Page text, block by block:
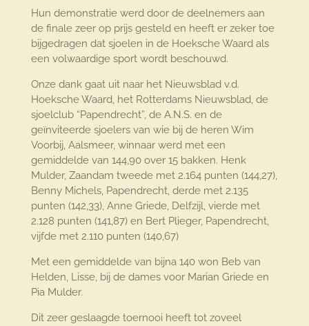
Hun demonstratie werd door de deelnemers aan
de finale zeer op prijs gesteld en heeft er zeker toe
bijgedragen dat sjoelen in de Hoeksche Waard als
een volwaardige sport wordt beschouwd.
Onze dank gaat uit naar het Nieuwsblad v.d.
Hoeksche Waard, het Rotterdams Nieuwsblad, de
sjoelclub “Papendrecht”, de A.N.S. en de
geïnviteerde sjoelers van wie bij de heren Wim
Voorbij, Aalsmeer, winnaar werd met een
gemiddelde van 144,90 over 15 bakken. Henk
Mulder, Zaandam tweede met 2.164 punten (144,27),
Benny Michels, Papendrecht, derde met 2.135
punten (142,33), Anne Griede, Delfzijl, vierde met
2.128 punten (141,87) en Bert Plieger, Papendrecht,
vijfde met 2.110 punten (140,67)
Met een gemiddelde van bijna 140 won Beb van
Helden, Lisse, bij de dames voor Marian Griede en
Pia Mulder.
Dit zeer geslaagde toernooi heeft tot zoveel